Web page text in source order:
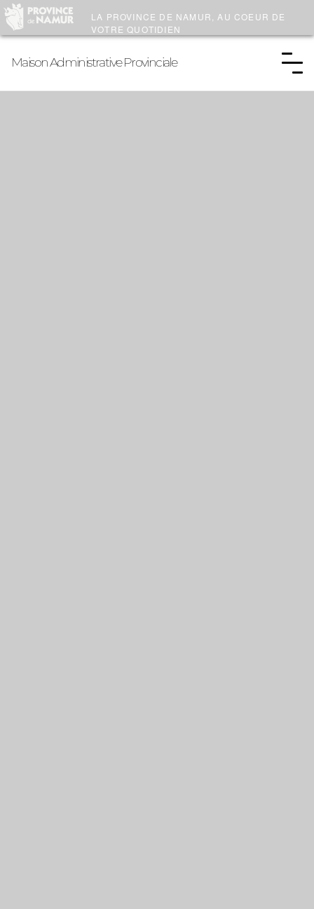
LA PROVINCE DE NAMUR
, AU COEUR DE
VOTRE QUOTIDIEN
Maison Administrative Provinciale